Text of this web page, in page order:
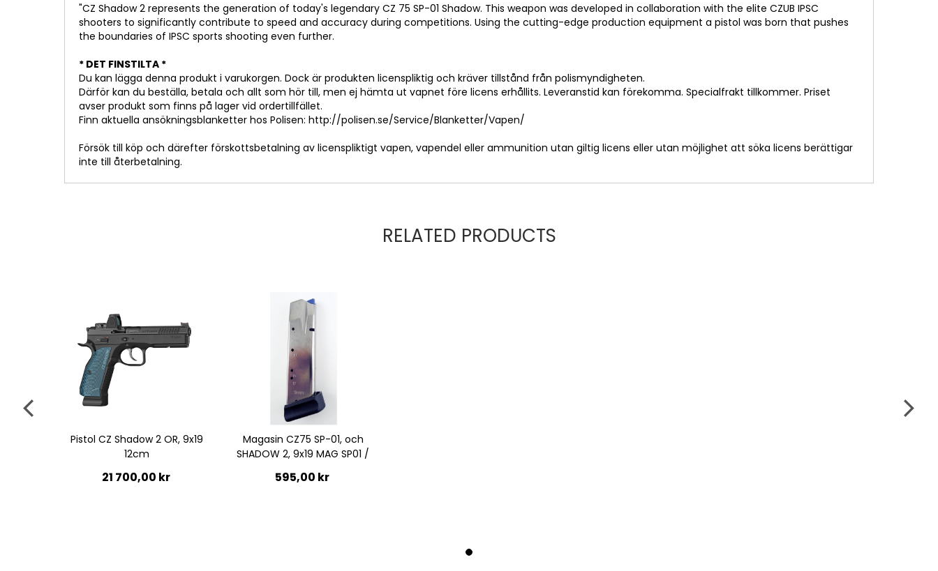
"CZ Shadow 2 represents the generation of today's legendary CZ 75 SP-01 Shadow. This weapon was developed in collaboration with the elite CZUB IPSC
shooters to significantly contribute to speed and accuracy during competitions. Using the cutting-edge production equipment a pistol was born that pushes
the boundaries of IPSC sports shooting even further.
* DET FINSTILTA *
Du kan lägga denna produkt i varukorgen. Dock är produkten licenspliktig och kräver tillstånd från polismyndigheten.
Därför kan du beställa, betala och allt som hör till, men ej hämta ut vapnet före licens erhållits. Leveranstid kan förekomma. Specialfrakt tillkommer. Priset
avser produkt som finns på lager vid ordertillfället.
Finn aktuella ansökningsblanketter hos Polisen: http://polisen.se/Service/Blanketter/Vapen/
Försök till köp och därefter förskottsbetalning av licenspliktigt vapen, vapendel eller ammunition utan giltig licens eller utan möjlighet att söka licens berättigar
inte till återbetalning.
RELATED PRODUCTS
Pistol CZ Shadow 2 OR, 9x19
12cm
21 700,00 kr
Magasin CZ75 SP-01, och
SHADOW 2, 9x19 MAG SP01 /
595,00 kr